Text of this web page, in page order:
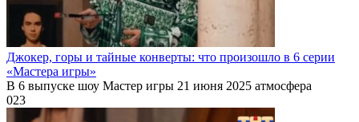
Джокер, горы и тайные конверты: что произошло в 6 серии
«Мастера игры»
В 6 выпуске шоу Мастер игры 21 июня 2025 атмосфера
023